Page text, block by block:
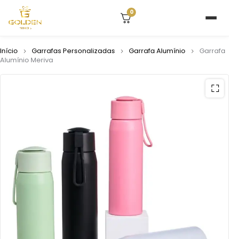
0
Início Garrafas Personalizadas Garrafa Alumínio
Garrafa
Alumínio Meriva